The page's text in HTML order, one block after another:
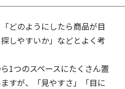
どのようにしたら商品が目
しやすいか」などとよく考
1つのスペースにたくさん置
すが、「見やすさ」「目に